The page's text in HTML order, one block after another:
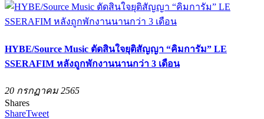
HYBE/Source Music ตัดสินใจยุติสัญญา “คิมการัม” LE
SSERAFIM หลังถูกพักงานนานกว่า 3 เดือน
20 กรกฏาคม 2565
Shares
ShareTweet